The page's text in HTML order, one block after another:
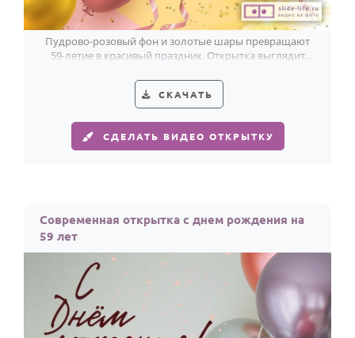
Маме
Папе
Детям
Все родственники
ПЕРСОНАЛЬНЫЕ
Пожелания
Пудрово-розовый фон и золотые шары превращают
59-летие в красивый праздник. Открытка выглядит
СКАЧАТЬ
СДЕЛАТЬ ВИДЕО ОТКРЫТКУ
Современная открытка с днем рождения на
59 лет